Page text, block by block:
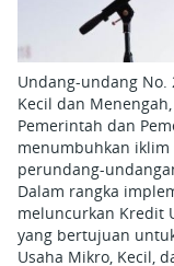
Undang-undang
Kecil dan
Pemerintah dan
menumbuhkan
perundang-
Dalam rangka
meluncurkan Kredit
yang bertujuan
Usaha Mikro, Kecil,